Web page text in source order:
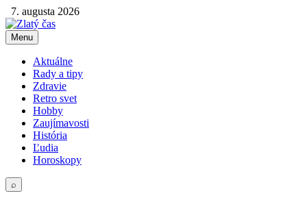
7. augusta 2026
Menu
Aktuálne
Rady a tipy
Zdravie
Retro svet
Hobby
Zaujímavosti
História
Ľudia
Horoskopy
⌕